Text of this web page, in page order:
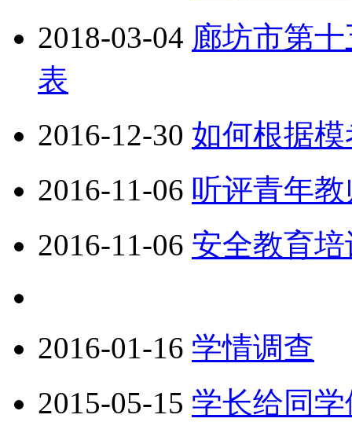
2018-03-04 廊坊市第
表
2016-12-30 如何根据
2016-11-06 听评青年
2016-11-06 安全教育
2016-01-16 学情调查
2015-05-15 学长给同